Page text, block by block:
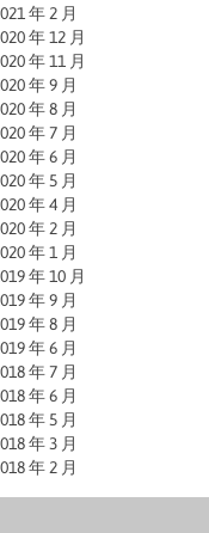
年 2 月
年 12 月
年 11 月
年 9 月
年 8 月
年 7 月
年 6 月
年 5 月
年 4 月
年 2 月
年 1 月
年 10 月
年 9 月
年 8 月
年 6 月
年 7 月
年 6 月
年 5 月
年 3 月
年 2 月